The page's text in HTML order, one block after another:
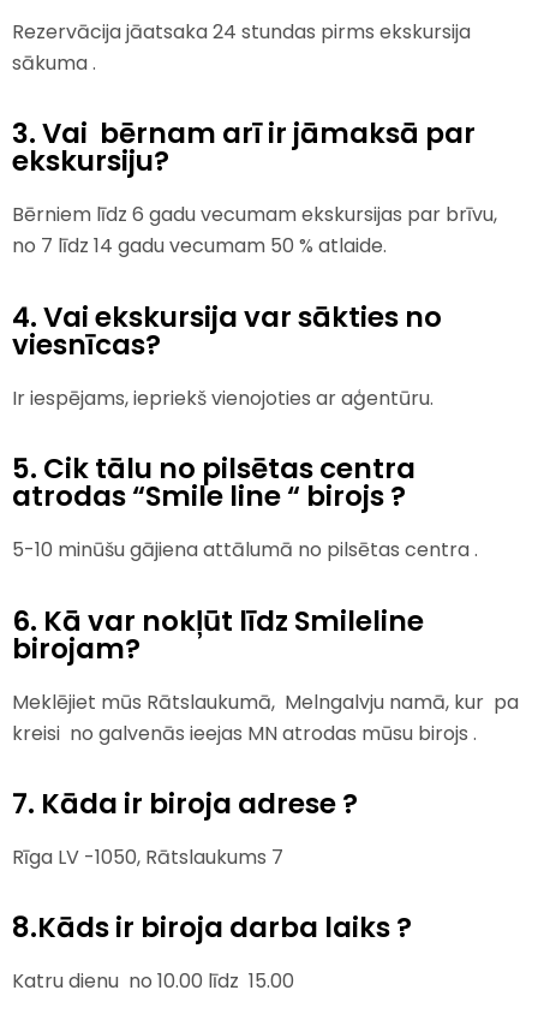
Rezervācija jāatsaka 24 stundas pirms ekskursija
sākuma .
3. Vai bērnam arī ir jāmaksā par
ekskursiju?
Bērniem līdz 6 gadu vecumam ekskursijas par brīvu,
no 7 līdz 14 gadu vecumam 50 % atlaide.
4. Vai ekskursija var sākties no
viesnīcas?
Ir iespējams, iepriekš vienojoties ar aģentūru.
5. Cik tālu no pilsētas centra
atrodas “Smile line “ birojs ?
5-10 minūšu gājiena attālumā no pilsētas centra .
6. Kā var nokļūt līdz Smileline
birojam?
Meklējiet mūs Rātslaukumā, Melngalvju namā, kur pa
kreisi no galvenās ieejas MN atrodas mūsu birojs .
7. Kāda ir biroja adrese ?
Rīga LV -1050, Rātslaukums 7
8.Kāds ir biroja darba laiks ?
Katru dienu no 10.00 līdz 15.00